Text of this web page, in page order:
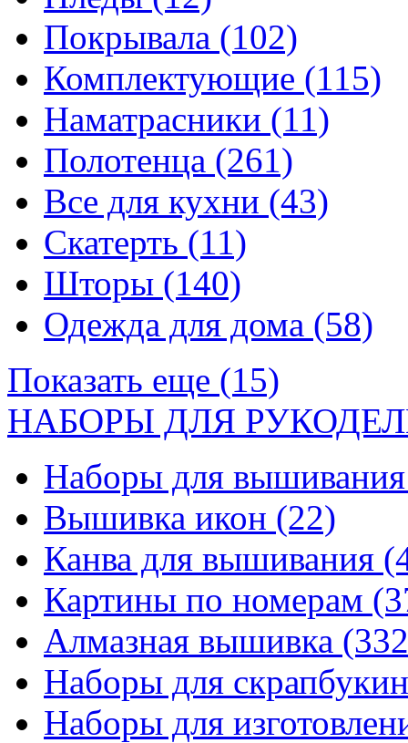
Покрывала (102)
Комплектующие (115)
Наматрасники (11)
Полотенца (261)
Все для кухни (43)
Скатерть (11)
Шторы (140)
Одежда для дома (58)
Показать еще (15)
НАБОРЫ ДЛЯ
Наборы для
Вышивка икон (22)
Канва для вышивания
Картины по номерам
Алмазная вышивка
Наборы для
Наборы для